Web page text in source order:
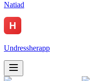
Natiad
Undressherapp